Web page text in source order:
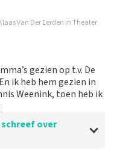
Van Der Eerden in Theater
gezien op t.v. De
ik heb hem gezien in
Weenink, toen heb ik
over